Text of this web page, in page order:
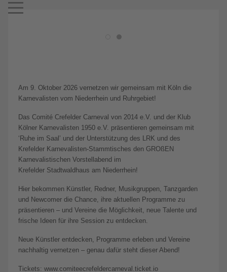
Mobile Menu Toggle
Am 9. Oktober 2026 vernetzen wir gemeinsam mit Köln die
Karnevalisten vom Niederrhein und Ruhrgebiet!
Das Comité Crefelder Carneval von 2014 e.V. und der Klub
Kölner Karnevalisten 1950 e.V. präsentieren gemeinsam mit
‘Ruhe im Saal’ und der Unterstützung des LRK und des
Krefelder Karnevalisten-Stammtisches den GROßEN
Karnevalistischen Vorstellabend im
Krefelder Stadtwaldhaus am Niederrhein!
Hier bekommen Künstler, Redner, Musikgruppen, Tanzgarden
und Newcomer die Chance, ihre aktuellen Programme zu
präsentieren – und Vereine die Möglichkeit, neue Talente und
frische Ideen für ihre Session zu entdecken.
Neue Künstler entdecken, Programme erleben und Vereine
nachhaltig vernetzen – genau dafür steht dieser Abend!
Tickets: www.comiteecrefeldercarneval.ticket.io